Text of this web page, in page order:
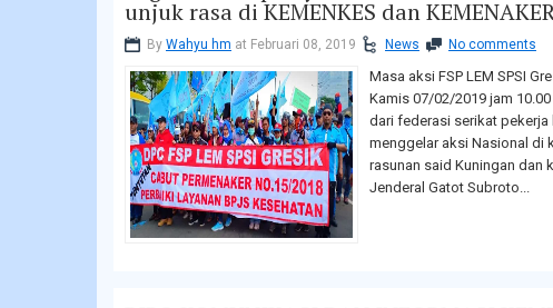
unjuk rasa di KEMENKES dan
By Wahyu hm at Februari 08, 2019 News No comments
Masa aksi FSP LEM SPSI
Kamis 07/02/2019 jam
dari federasi serikat
menggelar aksi Nasional di
rasunan said Kuningan dan
Jenderal Gatot Subroto...